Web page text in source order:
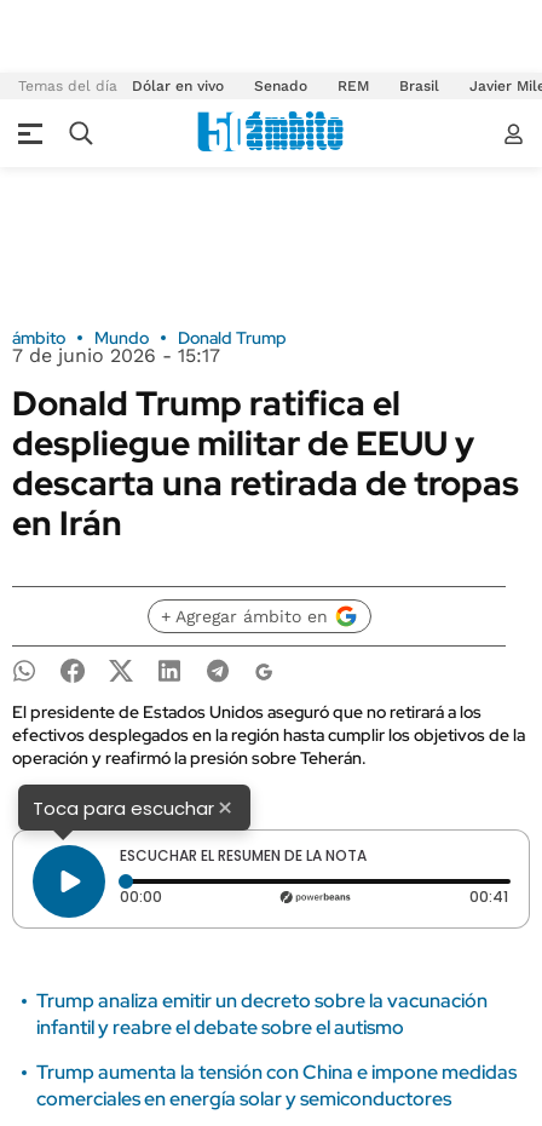
Temas del día Dólar en vivo Senado REM Brasil Javier
ámbito Mundo Donald Trump
7 de junio 2026 - 15:17
Donald Trump ratifica el
despliegue militar de EEUU y
descarta una retirada de tropas
en Irán
+ Agregar ámbito en
El presidente de Estados Unidos aseguró que no retirará a los
efectivos desplegados en la región hasta cumplir los objetivos de la
operación y reafirmó la presión sobre Teherán.
Toca para escuchar×
ESCUCHAR EL RESUMEN DE LA NOTA
00:00 Tiempo transcurrido: 0 segundos 00:41
Trump analiza emitir un decreto sobre la vacunación
infantil y reabre el debate sobre el autismo
Trump aumenta la tensión con China e impone medidas
comerciales en energía solar y semiconductores